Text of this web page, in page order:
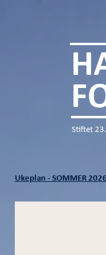
Stiftet
Ukeplan - SOMMER 2026